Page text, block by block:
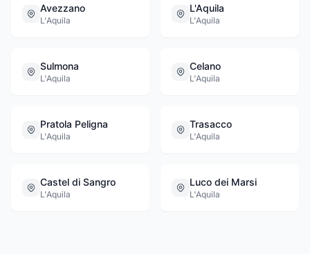
Avezzano
L'Aquila
L'Aquila
L'Aquila
Sulmona
L'Aquila
Celano
L'Aquila
Pratola Peligna
L'Aquila
Trasacco
L'Aquila
Castel di Sangro
L'Aquila
Luco dei Marsi
L'Aquila